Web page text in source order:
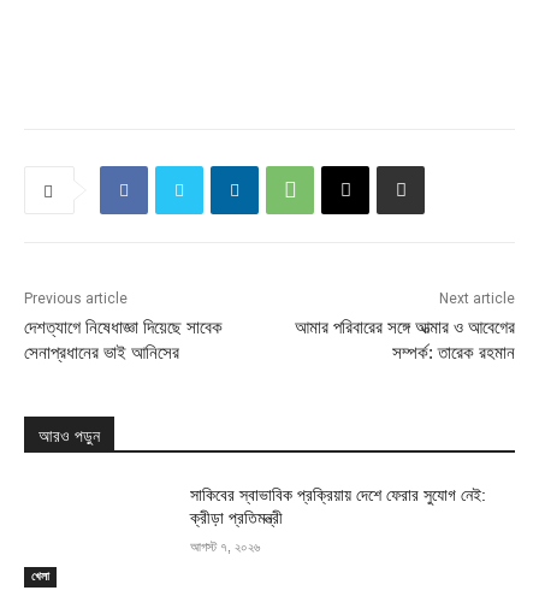
Previous article
দেশত্যাগে নিষেধাজ্ঞা দিয়েছে সাবেক
সেনাপ্রধানের ভাই আনিসের
Next article
আমার পরিবারের সঙ্গে আত্মার ও আবেগের
সম্পর্ক: তারেক রহমান
আরও পড়ুন
খেলা
সাকিবের স্বাভাবিক প্রক্রিয়ায় দেশে ফেরার সুযোগ নেই:
ক্রীড়া প্রতিমন্ত্রী
আগস্ট ৭, ২০২৬